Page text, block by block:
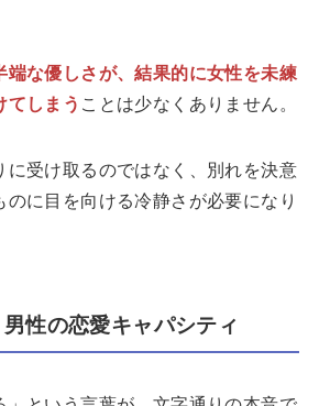
端な優しさが、結果的に女性を未練
てしまう ことは少なくありません。
に受け取るのではなく、別れを決意
のに目を向ける冷静さが必要になり
性の恋愛キャパシティ